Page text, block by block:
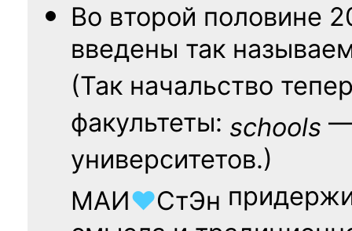
Во второй половине
введены так
(Так начальство
факультеты: schools —
университетов.)
МАИ♥СтЭн